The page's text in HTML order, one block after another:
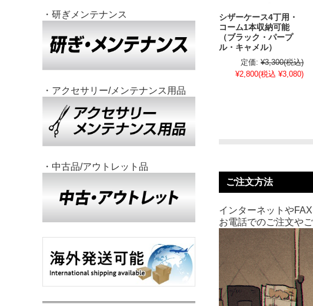
シザーケース4丁用・
コーム1本収納可能
（ブラック・パープ
ル・キャメル）
定価: ¥3,300(税込)
¥2,800(税込 ¥3,080)
ご注文方法
インターネットや
お電話でのご注文や
・研ぎメンテナンス
・アクセサリー/メンテナンス用品
・中古品/アウトレット品